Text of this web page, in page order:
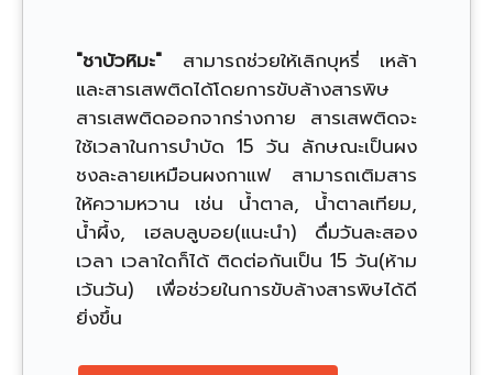
"ชาบัวหิมะ" สามารถช่วยให้เลิกบุหรี่ เหล้า
และสารเสพติดได้โดยการขับล้างสารพิษ
สารเสพติดออกจากร่างกาย สารเสพติดจะ
ใช้เวลาในการบำบัด 15 วัน ลักษณะเป็นผง
ชงละลายเหมือนผงกาแฟ สามารถเติมสาร
ให้ความหวาน เช่น น้ำตาล, น้ำตาลเทียม,
น้ำผึ้ง, เฮลบลูบอย(แนะนำ) ดื่มวันละสอง
เวลา เวลาใดก็ได้ ติดต่อกันเป็น 15 วัน(ห้าม
เว้นวัน) เพื่อช่วยในการขับล้างสารพิษได้ดี
ยิ่งขึ้น